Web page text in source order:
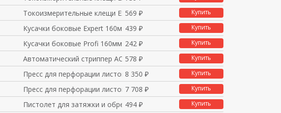
Токоизмерительные клещи Expert
569 ₽ Купить
Кусачки боковые Expert 160мм 1439 ₽ Купить
Кусачки боковые Profi 160мм 10242 ₽ Купить
Автоматический стриппер АС 0,1
578 ₽ Купить
Пресс для перфорации листового8 350 ₽ Купить
Пресс для перфорации листового7 708 ₽ Купить
Пистолет для затяжки и обрезки
494 ₽ Купить